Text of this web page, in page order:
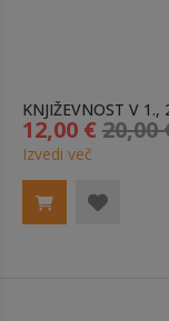
12,00 € 20,00
Izvedi več